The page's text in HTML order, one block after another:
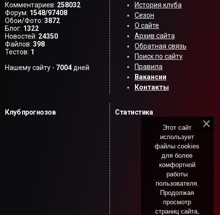
Комментариев: 258032
Форум: 1548/97408
Обои/Фото: 3872
Блог: 1322
Новостей: 24350
Файлов: 398
Тестов: 1
Нашему сайту - 7004дней
История клуба
Сезон
О сайте
Архив сайта
Обратная связь
Поиск по сайту
Правила
Вакансии
Контакты
Клуб прогнозов Статистика
Этот сайт
использует
файлы cookies
для более
комфортной
работы
пользователя.
Продолжая
просмотр
страниц сайта,